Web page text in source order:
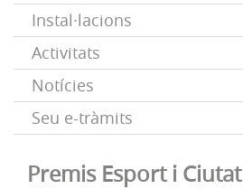
Instal·lacions
Activitats
Notícies
Seu e-tràmits
Premis Esport i